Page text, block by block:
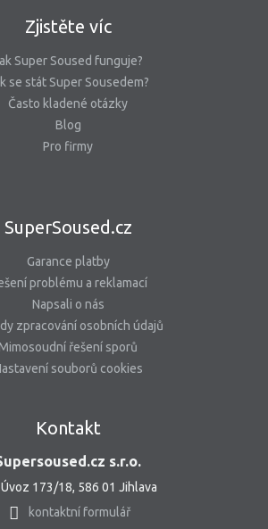
Zjistěte víc
Super Soused funguje?
se stát Super Sousedem?
Často kladené otázky
Blog
Pro firmy
SuperSoused.cz
Garance platby
problému a reklamací
Napsali o nás
zpracování osobních údajů
řešení sporů
souborů cookies
Kontakt
s.r.o.
Úvoz 173/18, 586 01 Jihlava
kontaktní formulář